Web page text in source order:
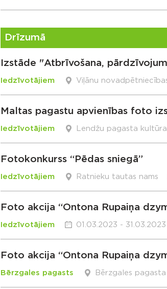
Drīzumā
Izstāde "Atbrīvošana,
Iedzīvotājiem Viļānu
Maltas pagastu apvienības foto
Iedzīvotājiem Lendžu pagasta
Fotokonkurss “Pēdas sniegā”
Iedzīvotājiem Ratnieku tautas nams
Foto akcija “Ontona Rupaiņa
Iedzīvotājiem 01.03.2023 - 31.03.2023
Foto akcija “Ontona Rupaiņa
Bērzgales pagasts Bērzgales